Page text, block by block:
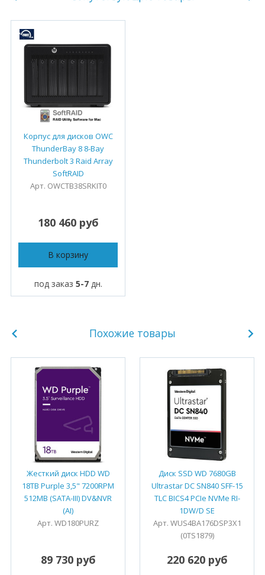
Корпус для дисков OWC
ThunderBay 8 8-Bay
Thunderbolt 3 Raid Array
SoftRAID
Арт. OWCTB38SRKIT0
180 460 руб
В корзину
под заказ 5-7дн.
Похожие товары
Жесткий диск HDD WD
18TB Purple 3,5" 7200RPM
512MB (SATA-III) DV&NVR
(AI)
Арт. WD180PURZ
89 730 руб
Диск SSD WD 7680GB
Ultrastar DC SN840 SFF-15
TLC BICS4 PCIe NVMe RI-
1DW/D SE
Арт. WUS4BA176DSP3X1
(0TS1879)
220 620 руб